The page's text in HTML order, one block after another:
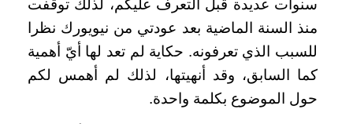
سنوات عديدة قبل التعرف عليكم، لذلك توقفت
منذ السنة الماضية بعد عودتي من نيويورك نظرا
للسبب الذي تعرفونه. حكاية لم تعد لها أيّ أهمية
كما السابق، وقد أنهيتها، لذلك لم أهمس لكم
حول الموضوع بكلمة واحدة.